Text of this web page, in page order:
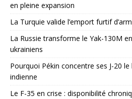
en pleine expansion
La Turquie valide l’emport furtif
La Russie transforme le Yak-130M
ukrainiens
Pourquoi Pékin concentre ses J-20
indienne
Le F-35 en crise : disponibilité